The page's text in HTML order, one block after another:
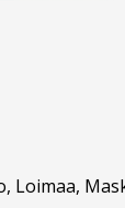
Loimaa,